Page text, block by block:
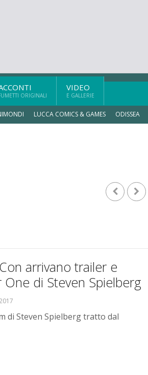
ORIGINALI
VIDEO
E GALLERIE
LUCCA COMICS & GAMES ODISSEA
arrivano trailer e
di Steven Spielberg
di Steven Spielberg tratto dal